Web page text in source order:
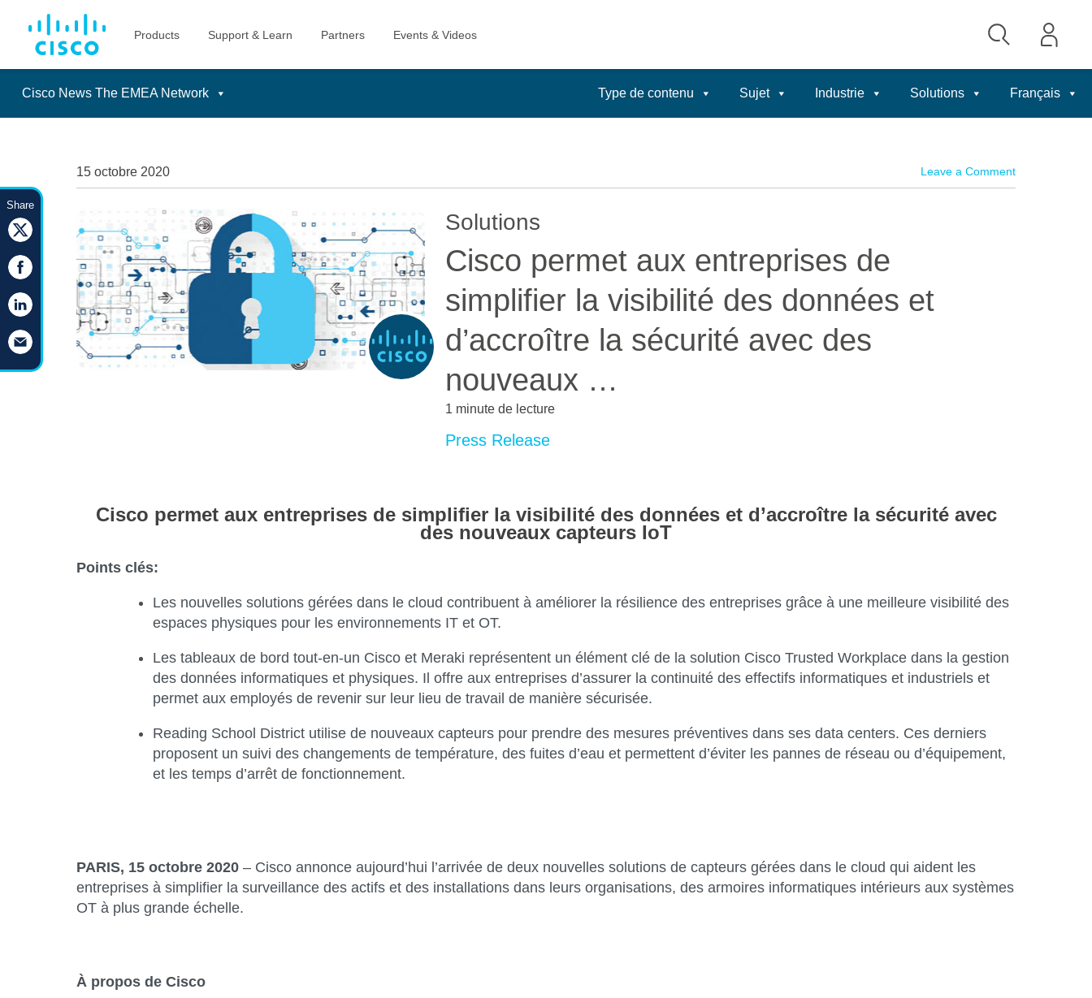
Cisco News The EMEA Network Type de contenu Sujet Industrie Solutions Français
15 octobre 2020 Leave a Comment
Solutions
Cisco permet aux entreprises de
simplifier la visibilité des données et
d’accroître la sécurité avec des
nouveaux …
1 minute de lecture
Press Release
Cisco permet aux entreprises de simplifier la visibilité des données et d’accroître la sécurité avec
des nouveaux capteurs IoT
Points clés:
Les nouvelles solutions gérées dans le cloud contribuent à améliorer la résilience des entreprises grâce à une meilleure visibilité des
espaces physiques pour les environnements IT et OT.
Les tableaux de bord tout-en-un Cisco et Meraki représentent un élément clé de la solution Cisco Trusted Workplace dans la gestion
des données informatiques et physiques. Il offre aux entreprises d’assurer la continuité des effectifs informatiques et industriels et
permet aux employés de revenir sur leur lieu de travail de manière sécurisée.
Reading School District utilise de nouveaux capteurs pour prendre des mesures préventives dans ses data centers. Ces derniers
proposent un suivi des changements de température, des fuites d’eau et permettent d’éviter les pannes de réseau ou d’équipement,
et les temps d’arrêt de fonctionnement.
PARIS, 15 octobre 2020 – Cisco annonce aujourd’hui l’arrivée de deux nouvelles solutions de capteurs gérées dans le cloud qui aident les
entreprises à simplifier la surveillance des actifs et des installations dans leurs organisations, des armoires informatiques intérieurs aux systèmes
OT à plus grande échelle.
À propos de Cisco
Share